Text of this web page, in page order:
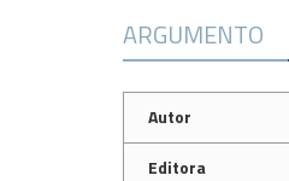
ARGUMENTO
Autor
Editora